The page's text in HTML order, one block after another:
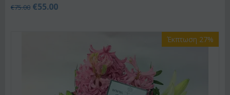
€75.00 €55.00
Έκπτωση 27%